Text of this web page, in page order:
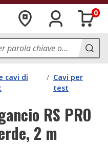
0
cavi di
/ Cavi per
test
RS PRO
2 m